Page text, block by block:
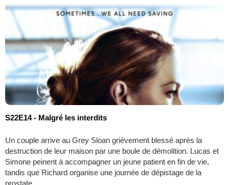
S22E14 - Malgré les interdits
Un couple arrive au Grey Sloan grièvement blessé après la
destruction de leur maison par une boule de démolition. Lucas et
Simone peinent à accompagner un jeune patient en fin de vie,
tandis que Richard organise une journée de dépistage de la
prostate.